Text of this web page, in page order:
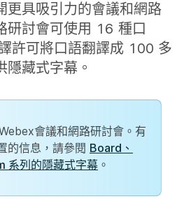
更具吸引力的會議和網路
研討會可使用 16 種口
許可將口語翻譯成 100 多
隱藏式字幕。
會議和網路研討會。有
的信息，請參閱 Board、
系列的隱藏式字幕 。